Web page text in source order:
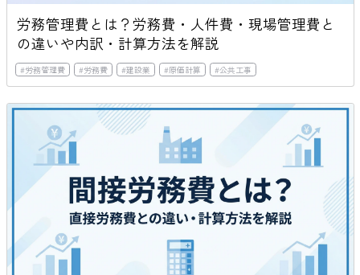
労務管理費とは？労務費・人件費・現場管理費と
の違いや内訳・計算方法を解説
#労務管理費 #労務費 #建設業 #原価計算 #公共工事